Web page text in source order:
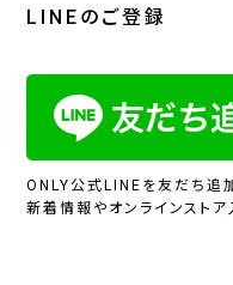
LINEのご登録
ONLY公式LINEを友だち追加
新着情報やオンラインスト